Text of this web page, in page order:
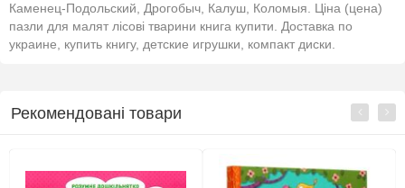
Каменец-Подольский, Дрогобыч, Калуш, Коломыя. Ціна (цена)
пазли для малят лісові тварини книга купити. Доставка по
украине, купить книгу, детские игрушки, компакт диски.
Рекомендовані товари